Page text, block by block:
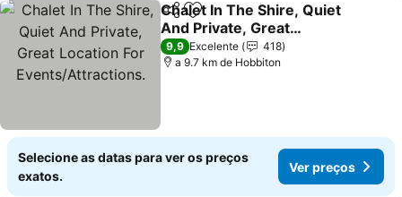
PartilharAdicionar aos favoritos
Chalet In The Shire, Quiet
And Private, Great
Location For
Events/Attractions.
Ver preços
9,9 Excelente
418
a 9.7 km de Hobbiton
Selecione as datas para ver os preços
exatos.
Ver preços